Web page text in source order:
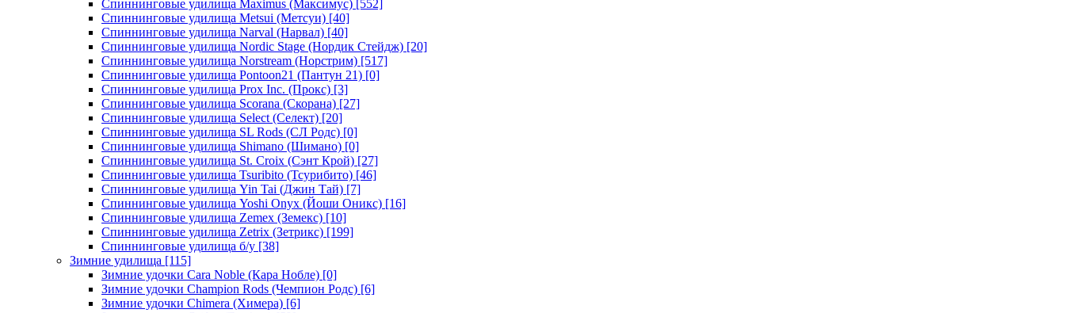
Спиннинговые удилища Maximus (Максимус) [552]
Спиннинговые удилища Metsui (Метсуи) [40]
Спиннинговые удилища Narval (Нарвал) [40]
Спиннинговые удилища Nordic Stage (Нордик Стейдж) [20]
Спиннинговые удилища Norstream (Норстрим) [517]
Спиннинговые удилища Pontoon21 (Пантун 21) [0]
Спиннинговые удилища Prox Inc. (Прокс) [3]
Спиннинговые удилища Scorana (Скорана) [27]
Спиннинговые удилища Select (Селект) [20]
Спиннинговые удилища SL Rods (СЛ Родс) [0]
Спиннинговые удилища Shimano (Шимано) [0]
Спиннинговые удилища St. Croix (Сэнт Крой) [27]
Спиннинговые удилища Tsuribito (Тсурибито) [46]
Спиннинговые удилища Yin Tai (Джин Тай) [7]
Спиннинговые удилища Yoshi Onyx (Йоши Оникс) [16]
Спиннинговые удилища Zemex (Земекс) [10]
Спиннинговые удилища Zetrix (Зетрикс) [199]
Спиннинговые удилища б/у [38]
Зимние удилища [115]
Зимние удочки Cara Noble (Кара Нобле) [0]
Зимние удочки Champion Rods (Чемпион Родс) [6]
Зимние удочки Chimera (Химера) [6]